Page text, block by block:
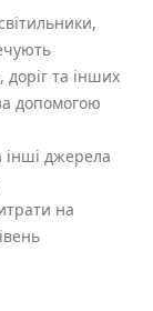
доріг та інших
допомогою
інші джерела
на